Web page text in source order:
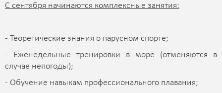
С сентября начинаются комплексные занятия:
- Теоретические знания о парусном спорте;
- Еженедельные тренировки в море (отменяются в
случае непогоды);
- Обучение навыкам профессионального плавания;